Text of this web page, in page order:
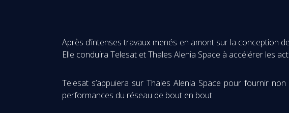
Après d’intenses travaux menés en amont sur la conception
Elle conduira Telesat et Thales Alenia Space à accélérer les
Telesat s’appuiera sur Thales Alenia Space pour fournir
performances du réseau de bout en bout.